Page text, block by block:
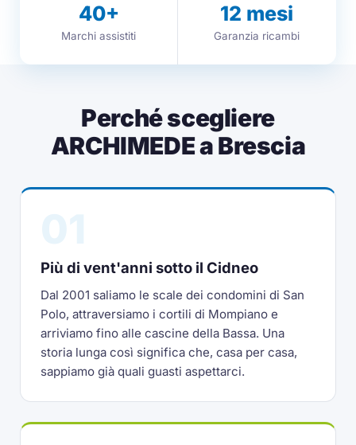
40+
Marchi assistiti
12 mesi
Garanzia ricambi
Perché scegliere
ARCHIMEDE a Brescia
Più di vent'anni sotto il Cidneo
Dal 2001 saliamo le scale dei condomini di San
Polo, attraversiamo i cortili di Mompiano e
arriviamo fino alle cascine della Bassa. Una
storia lunga così significa che, casa per casa,
sappiamo già quali guasti aspettarci.